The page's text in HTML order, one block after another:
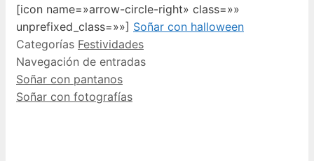
[icon name=»arrow-circle-right» class=»»
unprefixed_class=»»] Soñar con halloween
Categorías Festividades
Navegación de entradas
Soñar con pantanos
Soñar con fotografías